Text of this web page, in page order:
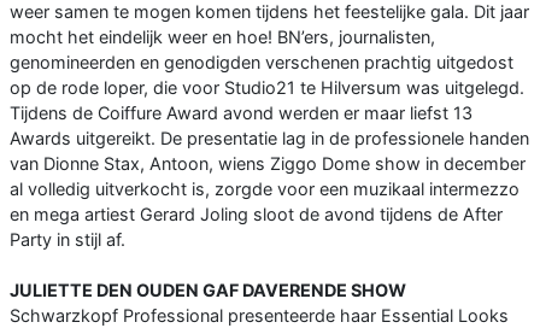
weer samen te mogen komen tijdens het feestelijke gala. Dit jaar
mocht het eindelijk weer en hoe! BN’ers, journalisten,
genomineerden en genodigden verschenen prachtig uitgedost
op de rode loper, die voor Studio21 te Hilversum was uitgelegd.
Tijdens de Coiffure Award avond werden er maar liefst 13
Awards uitgereikt. De presentatie lag in de professionele handen
van Dionne Stax, Antoon, wiens Ziggo Dome show in december
al volledig uitverkocht is, zorgde voor een muzikaal intermezzo
en mega artiest Gerard Joling sloot de avond tijdens de After
Party in stijl af.
JULIETTE DEN OUDEN GAF DAVERENDE SHOW
Schwarzkopf Professional presenteerde haar Essential Looks